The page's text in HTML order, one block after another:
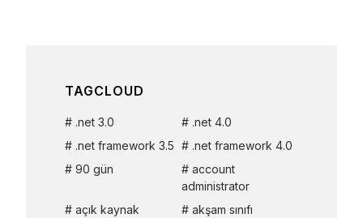
TAGCLOUD
.net 3.0
.net 4.0
.net framework 3.5
.net framework 4.0
90 gün
account
administrator
açık kaynak
akşam sınıfı